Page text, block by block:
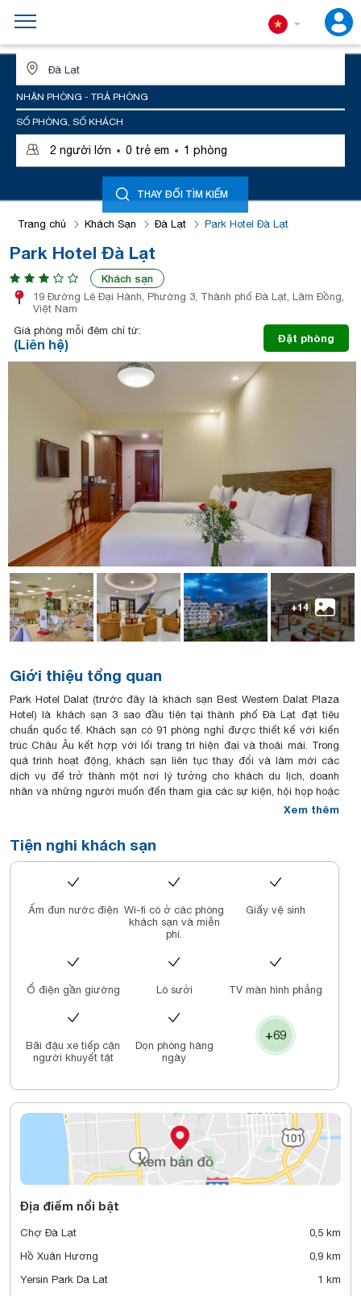
NHẬN PHÒNG - TRẢ PHÒNG
SỐ PHÒNG, SỐ KHÁCH
2 người lớn · 0 trẻ em · 1 phòng
THAY ĐỔI TÌM KIẾM
Trang chủ Khách Sạn Đà Lạt Park Hotel Đà Lạt
Park Hotel Đà Lạt
Khách sạn
19 Đường Lê Đại Hành, Phường 3, Thành phố Đà Lạt, Lâm Đồng,
Việt Nam
Giá phòng mỗi đêm chỉ từ:
(Liên hệ) Đặt phòng
+14
Giới thiệu tổng quan
Park Hotel Dalat (trước đây là khách sạn Best Western Dalat Plaza
Hotel) là khách sạn 3 sao đầu tiên tại thành phố Đà Lạt đạt tiêu
chuẩn quốc tế. Khách sạn có 91 phòng nghỉ được thiết kế với kiến
trúc Châu Âu kết hợp với lối trang trí hiện đại và thoải mái. Trong
quá trình hoạt động, khách sạn liên tục thay đổi và làm mới các
dịch vụ để trở thành một nơi lý tưởng cho khách du lịch, doanh
nhân và những người muốn đến tham gia các sự kiện, hội họp hoặc
DALAT trực thuộc HANA DALAT JOINT STOCK COMPANY sau 8
tháng sửa chữa và nâng cấp.
Park Hotel Dalat tọa lạc tại một vị trí đắc địa - trung tâm thành phố
Đà Lạt, đối diện Công viên Ánh Sáng và Hồ Xuân Hương. Khách sạn
Lạt xinh đẹp.
Khách sạn được nâng cấp với 98 phòng sang trọng và tinh tế, nhà
bữa trưa và bữa tối hàng ngày với nhiều món ăn đa dạng của
bar, quán cà phê, trung tâm mua sắm, phòng tập thể dục, trung tâm
Ngoài ra, khách sạn còn có một đội ngũ nhân viên chuyên nghiệp và
nhiệt tình luôn hiểu được tâm lý của khách hàng để mang lại sự hài
lòng tuyệt đối cho khách hàng.
Xem thêm
Tiện nghi khách sạn
Ấm đun nước điện Wi-fi có ở các phòng
khách sạn và miễn
phí.
Giấy vệ sinh
Ổ điện gần giường Lò sưởi TV màn hình phẳng
Bãi đậu xe tiếp cận
người khuyết tật
Dọn phòng hàng
ngày
+69
Địa điểm nổi bật
Chợ Đà Lạt
0,5 km
Hồ Xuân Hương
0,9 km
Yersin Park Da Lat
1 km